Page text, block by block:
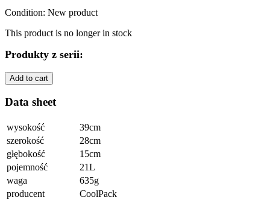
Condition: New product
This product is no longer in stock
Produkty z serii:
Add to cart
Data sheet
wysokość
39cm
szerokość
28cm
głębokość
15cm
pojemność
21L
waga
635g
producent
CoolPack